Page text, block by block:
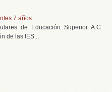
7 años
de Educación Superior A.C.
de las IES...